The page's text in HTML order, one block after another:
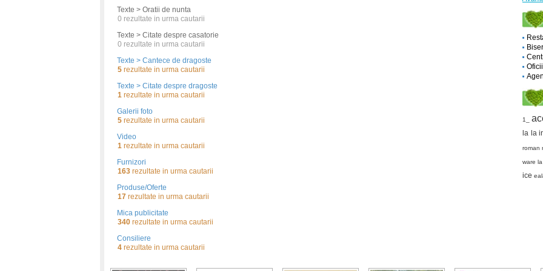
Texte > Oratii de nunta
0 rezultate in urma cautarii
Texte > Citate despre casatorie
0 rezultate in urma cautarii
Texte > Cantece de dragoste
5 rezultate in urma cautarii
Texte > Citate despre dragoste
1 rezultate in urma cautarii
Galerii foto
5 rezultate in urma cautarii
Video
1 rezultate in urma cautarii
Furnizori
163 rezultate in urma cautarii
Produse/Oferte
17 rezultate in urma cautarii
Mica publicitate
340 rezultate in urma cautarii
Consiliere
4 rezultate in urma cautarii
1_
la la
roman
ware
ice